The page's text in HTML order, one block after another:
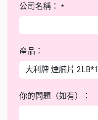
公司名稱： *
產品：
你的問題（如有）：